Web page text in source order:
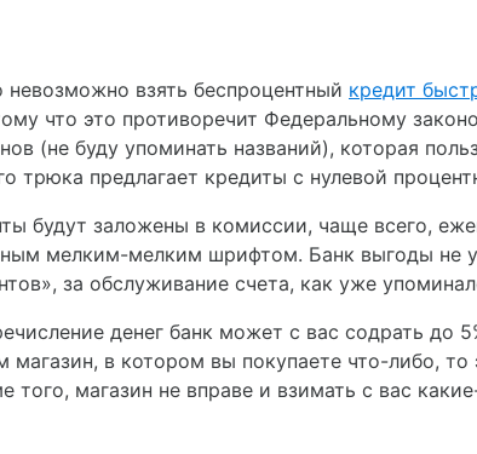
взять беспроцентный кредит
что это противоречит Федеральному
(не буду упоминать названий), которая
трюка предлагает кредиты с нулевой
будут заложены в комиссии, чаще всего,
мелким-мелким шрифтом. Банк выгоды не
за обслуживание счета, как уже
денег банк может с вас содрать до
в котором вы покупаете что-либо,
магазин не вправе и взимать с вас